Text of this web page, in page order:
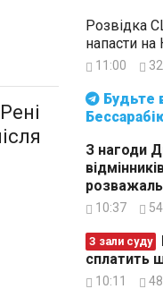
Розвідка
напасти
11:00
З нагоди
10:37
З зали суду
сплатить
10:11